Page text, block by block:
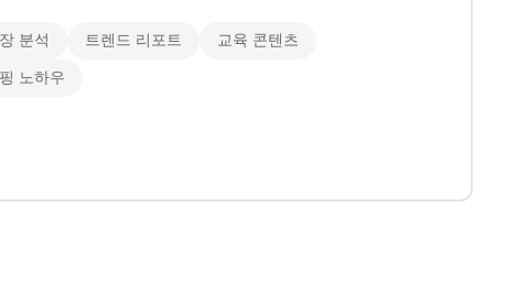
분석 트렌드 리포트 교육 콘텐츠
노하우